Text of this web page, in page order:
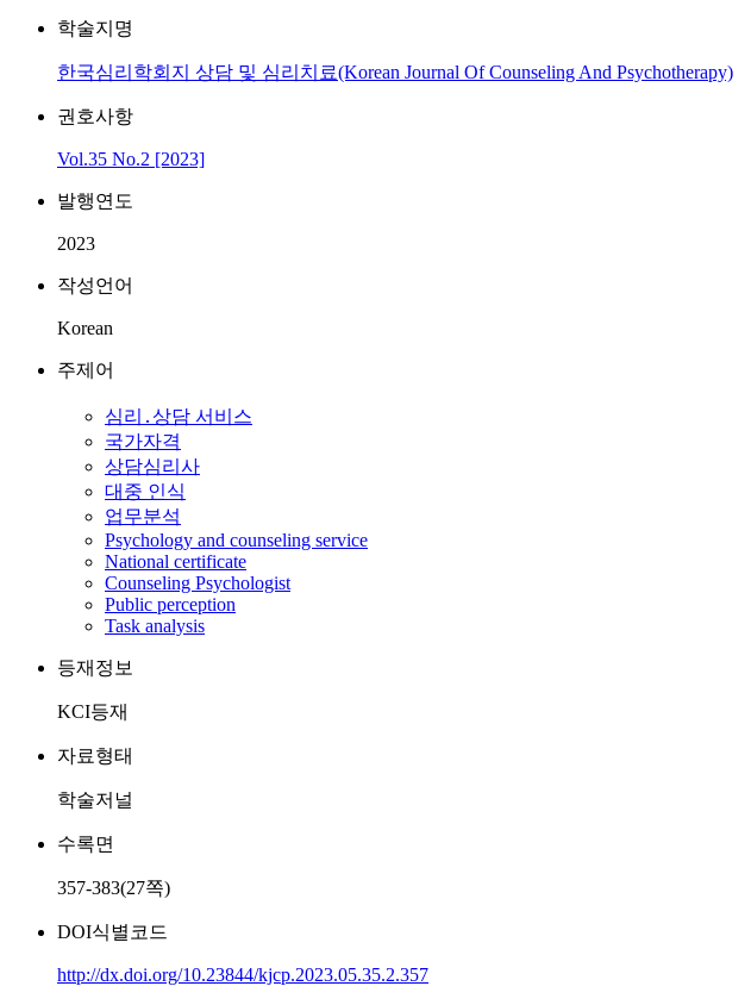
학술지명
한국심리학회지 상담 및 심리치료(Korean Journal Of Counseling And Psychotherapy)
권호사항
Vol.35 No.2 [2023]
발행연도
2023
작성언어
Korean
주제어
심리․상담 서비스
국가자격
상담심리사
대중 인식
업무분석
Psychology and counseling service
National certificate
Counseling Psychologist
Public perception
Task analysis
등재정보
KCI등재
자료형태
학술저널
수록면
357-383(27쪽)
DOI식별코드
http://dx.doi.org/10.23844/kjcp.2023.05.35.2.357